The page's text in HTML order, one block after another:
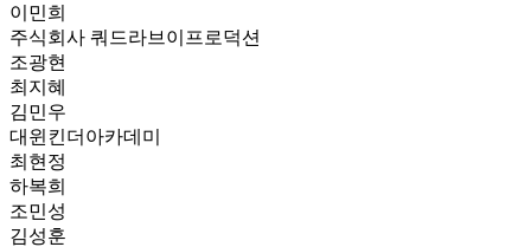
이민희
주식회사 쿼드라브이프로덕션
조광현
최지혜
김민우
대윈킨더아카데미
최현정
하복희
조민성
김성훈